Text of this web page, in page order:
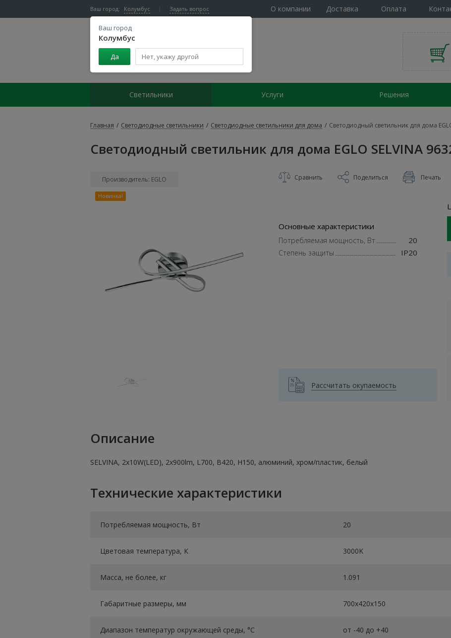
Ваш город: Колумбус
Ваш город
Колумбус
Да
Задать вопрос О компании Доставка Оплата
Центр светодиодного освещения
Светильники Услуги Решения
Главная / Светодиодные светильники / Светодиодные светильники для дома / Светодиодный светильник для дома
Светодиодный светильник для дома EGLO SELVINA
Производитель: EGLO
Новинка!
Сравнить Поделиться Печать
Основные характеристики
Потребляемая мощность, Вт 20
Степень защиты IP20
Рассчитать окупаемость
Описание
SELVINA, 2х10W(LED), 2х900lm, L700, B420, Н150, алюминий, хром/пластик, белый
Технические характеристики
Потребляемая мощность, Вт 20
Цветовая температура, К 3000K
Масса, не более, кг 1.091
Габаритные размеры, мм 700х420х150
Диапазон температур окружающей среды, °C от -40 до +40